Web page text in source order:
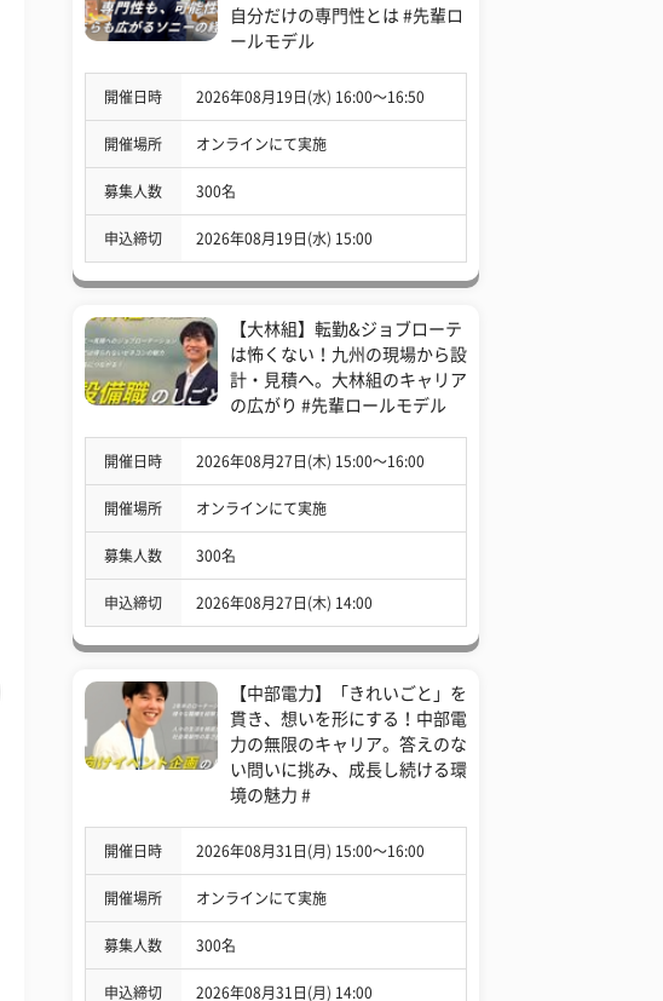
自分だけの専門性とは #先輩ロ
ールモデル
開催日時 2026年08月19日(水) 16:00〜16:50
開催場所 オンラインにて実施
募集人数 300名
申込締切 2026年08月19日(水) 15:00
【大林組】転勤&ジョブローテ
は怖くない！九州の現場から設
計・見積へ。大林組のキャリア
の広がり #先輩ロールモデル
開催日時 2026年08月27日(木) 15:00〜16:00
開催場所 オンラインにて実施
募集人数 300名
申込締切 2026年08月27日(木) 14:00
【中部電力】「きれいごと」を
貫き、想いを形にする！中部電
力の無限のキャリア。答えのな
い問いに挑み、成長し続ける環
境の魅力 #
開催日時 2026年08月31日(月) 15:00〜16:00
開催場所 オンラインにて実施
募集人数 300名
申込締切 2026年08月31日(月) 14:00